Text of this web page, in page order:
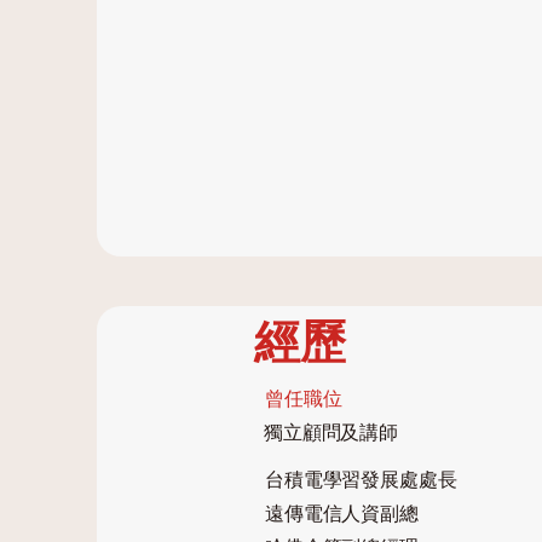
經歷
​曾任職位
獨立顧問及講師
台積電學習發展處處長
遠傳電信人資副總